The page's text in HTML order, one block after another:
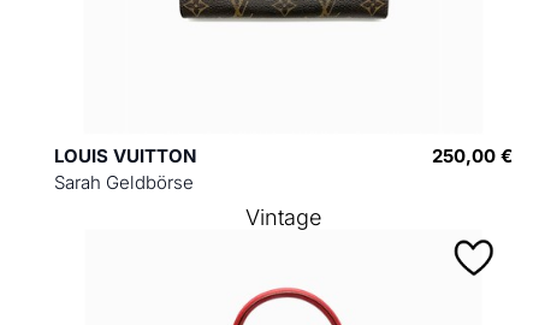
LOUIS VUITTON
Sarah Geldbörse
250,00 €
Vintage